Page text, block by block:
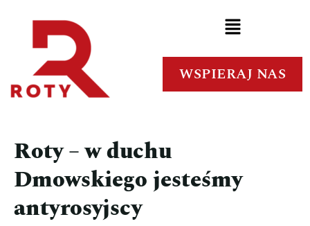
WSPIERAJ NAS
Roty – w duchu
Dmowskiego jesteśmy
antyrosyjscy